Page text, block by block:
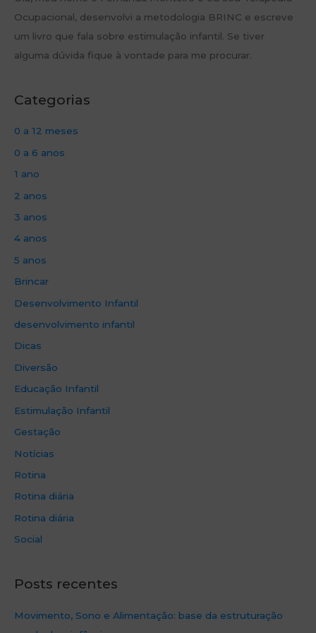
Ocupacional, desenvolvi a metodologia BRINC e escreve
um livro que fala sobre estimulação infantil. Se tiver
alguma dúvida fique à vontade para me procurar.
Categorias
0 a 12 meses
0 a 6 anos
1 ano
2 anos
3 anos
4 anos
5 anos
Brincar
Desenvolvimento Infantil
desenvolvimento infantil
Dicas
Diversão
Educação Infantil
Estimulação Infantil
Gestação
Notícias
Rotina
Rotina diária
Rotina diária
Social
Posts recentes
Movimento, Sono e Alimentação: base da estruturação